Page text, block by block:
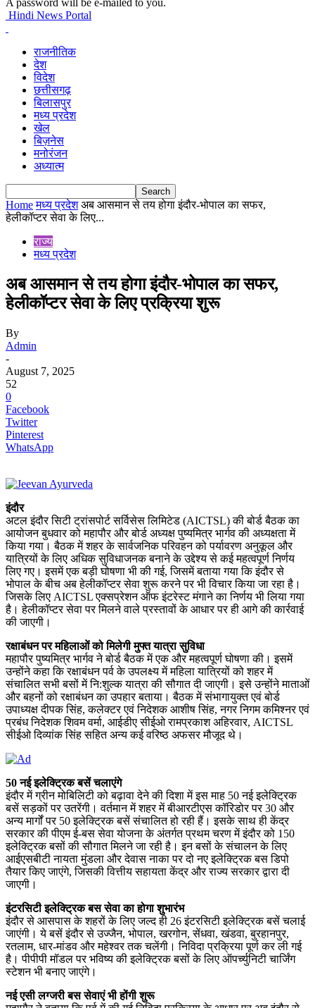
A password will be e-mailed to you.
Hindi News Portal
राजनीतिक
देश
विदेश
छत्तीसगढ़
बिलासपुर
मध्य प्रदेश
खेल
बिज़नेस
मनोरंजन
अध्यात्म
Home मध्य प्रदेश अब आसमान से तय होगा इंदौर-भोपाल का सफर,
हेलीकॉप्टर सेवा के लिए...
राज्य
मध्य प्रदेश
अब आसमान से तय होगा इंदौर-भोपाल का सफर,
हेलीकॉप्टर सेवा के लिए प्रक्रिया शुरू
By
Admin
-
August 7, 2025
52
0
Facebook
Twitter
Pinterest
WhatsApp
इंदौर
अटल इंदौर सिटी ट्रांसपोर्ट सर्विसेस लिमिटेड (AICTSL) की बोर्ड बैठक का
आयोजन बुधवार को महापौर और बोर्ड अध्यक्ष पुष्यमित्र भार्गव की अध्यक्षता में
किया गया। बैठक में शहर के सार्वजनिक परिवहन को पर्यावरण अनुकूल और
यात्रियों के लिए अधिक सुविधाजनक बनाने के उद्देश्य से कई महत्वपूर्ण निर्णय
लिए गए। इसमें एक बड़ी घोषणा भी की गई, जिसमें बताया गया कि इंदौर से
भोपाल के बीच अब हेलीकॉप्टर सेवा शुरू करने पर भी विचार किया जा रहा है।
जिसके लिए AICTSL एक्सप्रेशन ऑफ इंटरेस्ट मंगाने का निर्णय भी लिया गया
है। हेलीकॉप्टर सेवा पर मिलने वाले प्रस्तावों के आधार पर ही आगे की कार्रवाई
की जाएगी।
रक्षाबंधन पर महिलाओं को मिलेगी मुफ्त यात्रा सुविधा
महापौर पुष्यमित्र भार्गव ने बोर्ड बैठक में एक और महत्वपूर्ण घोषणा की। इसमें
उन्होंने कहा कि रक्षाबंधन पर्व के उपलक्ष्य में महिला यात्रियों को शहर में
संचालित सभी बसों में नि:शुल्क यात्रा की सौगात दी जाएगी। इसे उन्होंने माताओं
और बहनों को रक्षाबंधन का उपहार बताया। बैठक में संभागायुक्त एवं बोर्ड
उपाध्यक्ष दीपक सिंह, कलेक्टर एवं निदेशक आशीष सिंह, नगर निगम कमिश्नर एवं
प्रबंध निदेशक शिवम वर्मा, आईडीए सीईओ रामप्रकाश अहिरवार, AICTSL
सीईओ दिव्यांक सिंह सहित अन्य कई वरिष्ठ अफसर मौजूद थे।
50 नई इलेक्ट्रिक बसें चलाएंगे
इंदौर में ग्रीन मोबिलिटी को बढ़ावा देने की दिशा में इस माह 50 नई इलेक्ट्रिक
बसें सड़कों पर उतरेंगी। वर्तमान में शहर में बीआरटीएस कॉरिडोर पर 30 और
अन्य मार्गों पर 50 इलेक्ट्रिक बसें संचालित हो रही हैं। इसके साथ ही केंद्र
सरकार की पीएम ई-बस सेवा योजना के अंतर्गत प्रथम चरण में इंदौर को 150
इलेक्ट्रिक बसों की सौगात मिलने जा रही है। इन बसों के संचालन के लिए
आईएसबीटी नायता मुंडला और देवास नाका पर दो नए इलेक्ट्रिक बस डिपो
तैयार किए जाएंगे, जिसकी वित्तीय सहायता केंद्र और राज्य सरकार द्वारा दी
जाएगी।
इंटरसिटी इलेक्ट्रिक बस सेवा का होगा शुभारंभ
इंदौर से आसपास के शहरों के लिए जल्द ही 26 इंटरसिटी इलेक्ट्रिक बसें चलाई
जाएंगी। ये बसें इंदौर से उज्जैन, भोपाल, खरगोन, सेंधवा, खंडवा, बुरहानपुर,
रतलाम, धार-मांडव और महेश्वर तक चलेंगी। निविदा प्रक्रिया पूर्ण कर ली गई
है। पीपीपी मॉडल पर भविष्य की इलेक्ट्रिक बसों के लिए ऑपर्च्युनिटी चार्जिंग
स्टेशन भी बनाए जाएंगे।
नई एसी लग्जरी बस सेवाएं भी होंगी शुरू